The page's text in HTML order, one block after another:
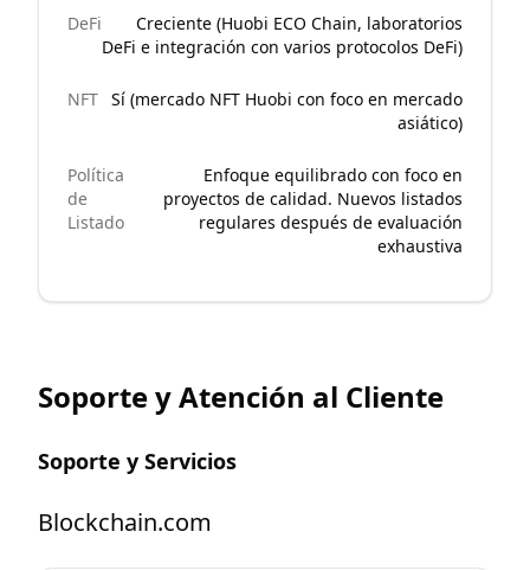
DeFi
Creciente (Huobi ECO Chain, laboratorios
DeFi e integración con varios protocolos DeFi)
NFT Sí (mercado NFT Huobi con foco en mercado
asiático)
Política
de
Listado
Enfoque equilibrado con foco en
proyectos de calidad. Nuevos listados
regulares después de evaluación
exhaustiva
Soporte y Atención al Cliente
Soporte y Servicios
Blockchain.com